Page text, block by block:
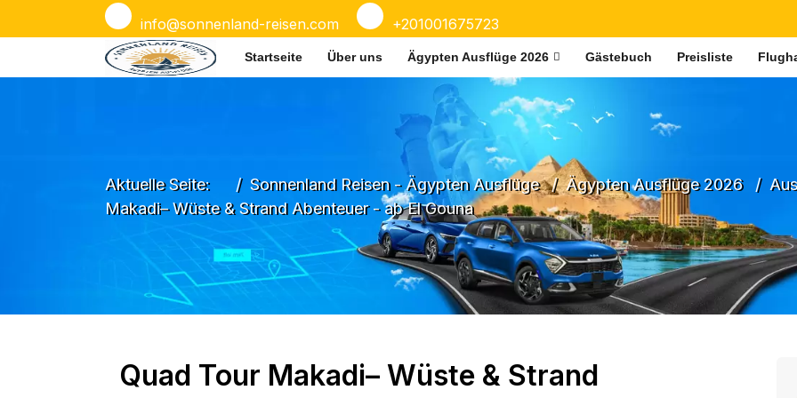
info@sonnenland-reisen.com +201001675723
Startseite Über uns Ägypten Ausflüge 2026 Gästebuch Preisliste
Aktuelle Seite: Sonnenland Reisen - Ägypten Ausflüge Ägypten Ausflüge 2026
Makadi– Wüste & Strand Abenteuer - ab El Gouna
Quad Tour Makadi– Wüste & Strand